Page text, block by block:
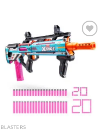
Toevoegen
aan
verlanglijst
BLASTERS